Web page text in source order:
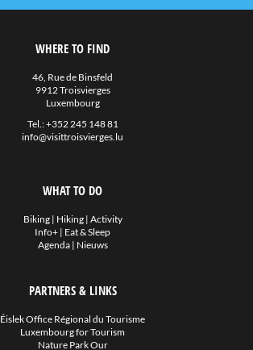
WHERE TO FIND
46, Rue de Binsfeld
9912 Troisvierges
Luxembourg
Tel.:+352 245 148 81
info@visittroisvierges.lu
WHAT TO DO
Biking| Hiking| Activity
Info+ | Eat & Sleep
Agenda| Nieuws
PARTNERS & LINKS
Éislek Office Régional du Tourisme
Luxembourg for Tourism
Nature Park Our